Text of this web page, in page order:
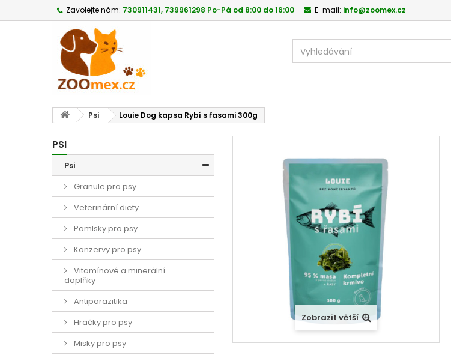
Zavolejte nám: 730911431, 739961298 Po-Pá od 8:00 do 16:00 E-mail: info@zoomex.cz
Psi Louie Dog kapsa Rybí s řasami 300g
PSI
Psi
Granule pro psy
Veterinární diety
Pamlsky pro psy
Konzervy pro psy
Vitamínové a minerální
doplňky
Antiparazitika
Hračky pro psy
Misky pro psy
Zobrazit větší